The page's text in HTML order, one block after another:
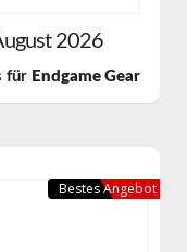
2026
für Endgame Gear
Bestes Angebot